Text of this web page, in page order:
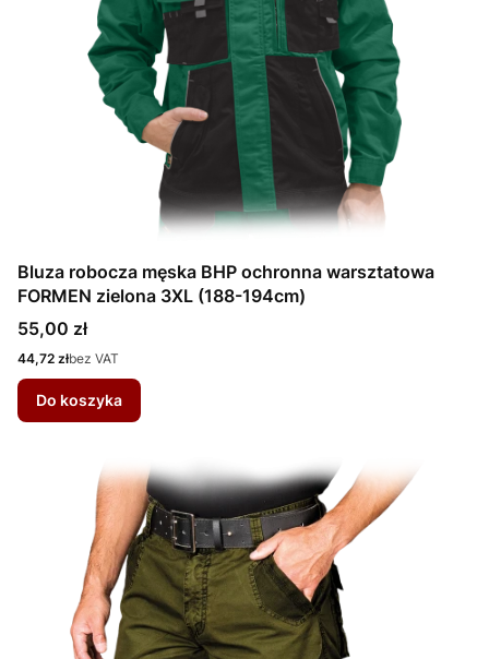
Bluza robocza męska BHP ochronna warsztatowa
FORMEN zielona 3XL (188-194cm)
Cena
55,00 zł
Cena
44,72 złbez VAT
Do koszyka